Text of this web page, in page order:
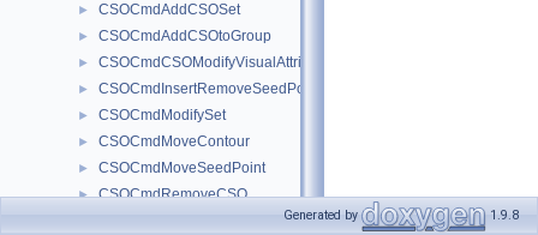
► CSOCmdAddCSOSet
► CSOCmdAddCSOtoGroup
► CSOCmdCSOModifyVisualAttributes
► CSOCmdInsertRemoveSeedPoint
► CSOCmdModifySet
► CSOCmdMoveContour
► CSOCmdMoveSeedPoint
► CSOCmdRemoveCSO
CSOCmdRemoveCSOfromGroupGenerated by 1.9.8